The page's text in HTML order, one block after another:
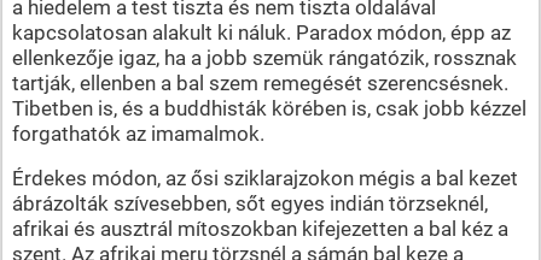
a hiedelem a test tiszta és nem tiszta oldalával
kapcsolatosan alakult ki náluk. Paradox módon, épp az
ellenkezője igaz, ha a jobb szemük rángatózik, rossznak
tartják, ellenben a bal szem remegését szerencsésnek.
Tibetben is, és a buddhisták körében is, csak jobb kézzel
forgathatók az imamalmok.
Érdekes módon, az ősi sziklarajzokon mégis a bal kezet
ábrázolták szívesebben, sőt egyes indián törzseknél,
afrikai és ausztrál mítoszokban kifejezetten a bal kéz a
szent. Az afrikai meru törzsnél a sámán bal keze a